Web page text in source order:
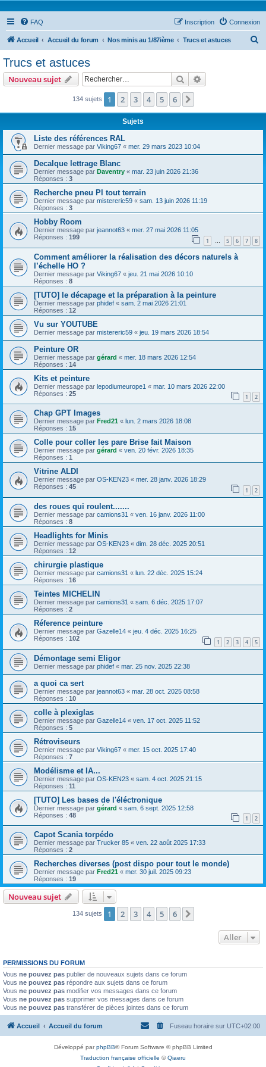
FAQ Connexion
Inscription
Accueil Accueil du forum Nos minis au 1/87ième Trucs et astuces
e
Trucs et astuces
Nouveau sujet Rechercher
134 sujets 1 2 3 4 5 6
Sujets
Liste des références RAL
Dernier message par Viking67 « mer. 29 mars 2023 10:04
Decalque lettrage Blanc
Dernier message par Daventry « mar. 23 juin 2026 21:36
Réponses : 3
Recherche pneu Pl tout terrain
Dernier message par mistereric59 « sam. 13 juin 2026 11:19
Réponses : 3
Hobby Room
Dernier message par jeannot63 « mer. 27 mai 2026 11:05
Réponses : 199 1 … 5 6 7 8
Comment améliorer la réalisation des décors naturels à
l’échelle HO ?
Dernier message par Viking67 « jeu. 21 mai 2026 10:10
Réponses : 8
[TUTO] le décapage et la préparation à la peinture
Dernier message par phidef « sam. 2 mai 2026 21:01
Réponses : 12
Vu sur YOUTUBE
Dernier message par mistereric59 « jeu. 19 mars 2026 18:54
Peinture OR
Dernier message par gérard « mer. 18 mars 2026 12:54
Réponses : 14
Kits et peinture
Dernier message par lepodiumeurope1 « mar. 10 mars 2026 22:00
Réponses : 25 1 2
Chap GPT Images
Dernier message par Fred21 « lun. 2 mars 2026 18:08
Réponses : 15
Colle pour coller les pare Brise fait Maison
Dernier message par gérard « ven. 20 févr. 2026 18:35
Réponses : 1
Vitrine ALDI
Dernier message par OS-KEN23 « mer. 28 janv. 2026 18:29
Réponses : 45 1 2
des roues qui roulent.......
Dernier message par camions31 « ven. 16 janv. 2026 11:00
Réponses : 8
Headlights for Minis
Dernier message par OS-KEN23 « dim. 28 déc. 2025 20:51
Réponses : 12
chirurgie plastique
Dernier message par camions31 « lun. 22 déc. 2025 15:24
Réponses : 16
Teintes MICHELIN
Dernier message par camions31 « sam. 6 déc. 2025 17:07
Réponses : 2
Réference peinture
Dernier message par Gazelle14 « jeu. 4 déc. 2025 16:25
Réponses : 102 1 2 3 4 5
Démontage semi Eligor
Dernier message par phidef « mar. 25 nov. 2025 22:38
a quoi ca sert
Dernier message par jeannot63 « mar. 28 oct. 2025 08:58
Réponses : 10
colle à plexiglas
Dernier message par Gazelle14 « ven. 17 oct. 2025 11:52
Réponses : 5
Rétroviseurs
Dernier message par Viking67 « mer. 15 oct. 2025 17:40
Réponses : 7
Modélisme et IA...
Dernier message par OS-KEN23 « sam. 4 oct. 2025 21:15
Réponses : 11
[TUTO] Les bases de l'éléctronique
Dernier message par gérard « sam. 6 sept. 2025 12:58
Réponses : 48 1 2
Capot Scania torpédo
Dernier message par Trucker 85 « ven. 22 août 2025 17:33
Réponses : 2
Recherches diverses (post dispo pour tout le monde)
Dernier message par Fred21 « mer. 30 juil. 2025 09:23
Réponses : 19
Nouveau sujet
134 sujets 1 2 3 4 5 6
Aller
PERMISSIONS DU FORUM
Vous ne pouvez pas publier de nouveaux sujets dans ce forum
Vous ne pouvez pas répondre aux sujets dans ce forum
Vous ne pouvez pas modifier vos messages dans ce forum
Vous ne pouvez pas supprimer vos messages dans ce forum
Vous ne pouvez pas transférer de pièces jointes dans ce forum
Accueil Accueil du forum Fuseau horaire sur UTC+02:00
Développé parphpBB® Forum Software © phpBB Limited
Traduction française officielle ©Qiaeru